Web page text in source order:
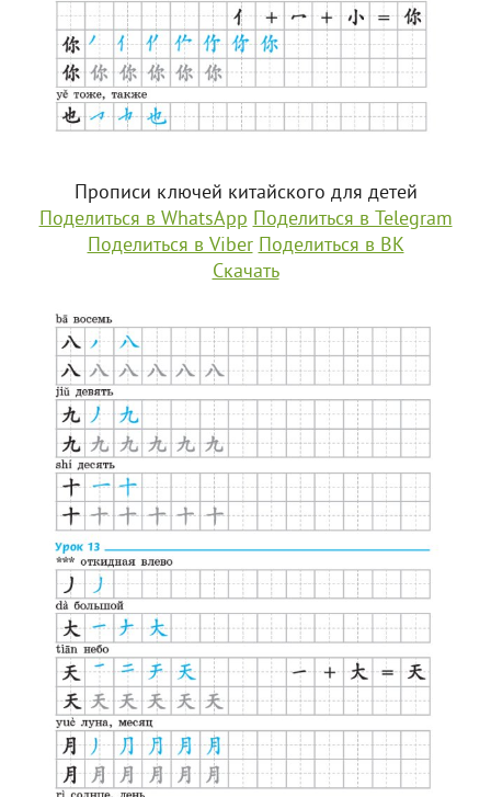
Прописи ключей китайского для детей
Поделиться в WhatsApp Поделиться в Telegram
Поделиться в Viber Поделиться в ВК
Скачать